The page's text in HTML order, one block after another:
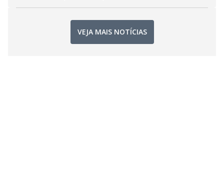
VEJA MAIS NOTÍCIAS